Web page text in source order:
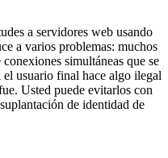
a servidores web usando
a varios problemas: muchos
simultáneas que se
usuario final hace algo ilegal
Usted puede evitarlos con
de identidad de